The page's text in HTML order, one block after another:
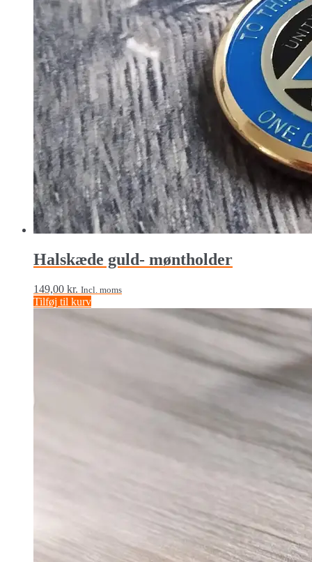
Halskæde guld- møntholder
149,00 kr. Incl. moms
Tilføj til kurv